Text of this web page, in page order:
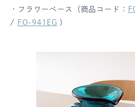
・フラワーベース（商品コード：
/ FO-941EG ）